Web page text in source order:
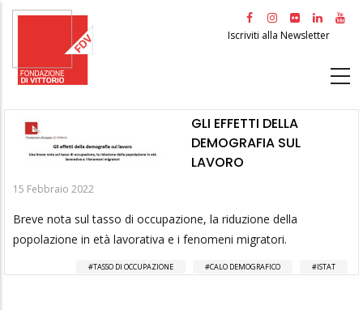
Salta
principale
Iscriviti alla Newsletter
GLI EFFETTI DELLA
DEMOGRAFIA SUL
LAVORO
15 Febbraio 2022
Breve nota sul tasso di occupazione, la riduzione della
popolazione in età lavorativa e i fenomeni migratori.
TASSO DI OCCUPAZIONE CALO DEMOGRAFICO ISTAT